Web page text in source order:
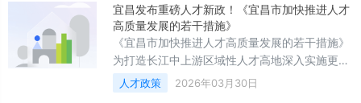
宜昌发布重磅人才新政！《宜昌市加快推进人才
高质量发展的若干措施》
《宜昌市加快推进人才高质量发展的若干措施》
为打造长江中上游区域性人才高地深入实施更加
积极、更加开放、更加高效的人才政策在人
才“引育用服”上持续发力为奋力打造全省支点建
人才政策 2026年03月30日